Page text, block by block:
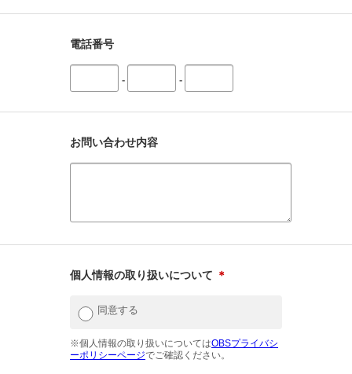
電話番号
- -
お問い合わせ内容
個人情報の取り扱いについて ＊
同意する
※個人情報の取り扱いについてはOBSプライバシ
ーポリシーページでご確認ください。